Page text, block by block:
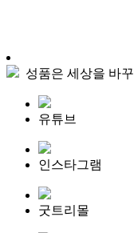
성품은 세상을 바
유튜브
인스타그램
굿트리몰